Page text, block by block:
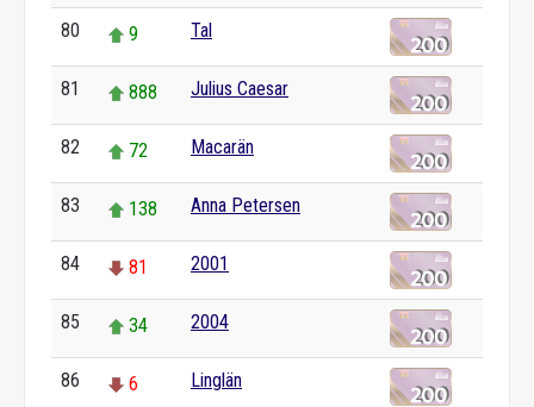
80 9 Tal
81 888 Julius Caesar
82 72 Macarän
83 138 Anna Petersen
84 81 2001
85 34 2004
86 6 Linglän